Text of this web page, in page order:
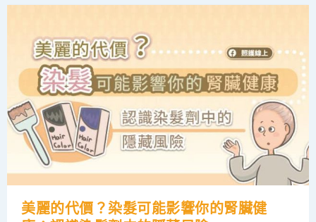
美麗的代價？染髮可能影響你的腎臟健